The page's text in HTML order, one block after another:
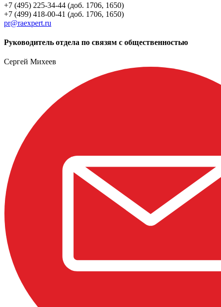
+7 (495) 225-34-44 (доб. 1706, 1650)
+7 (499) 418-00-41 (доб. 1706, 1650)
pr@raexpert.ru
Руководитель отдела по связям с общественностью
Сергей Михеев